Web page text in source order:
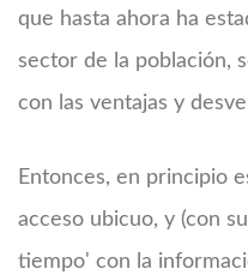
que hasta ahora ha
sector de la población,
con las ventajas y
Entonces, en principio
acceso ubicuo, y (con
tiempo' con la